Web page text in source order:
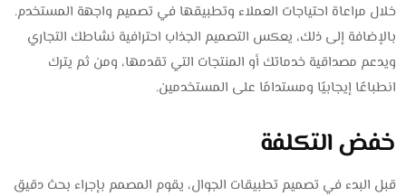
خلال مراعاة احتياجات العملاء وتطبيقها في تصميم واجهة المستخدم.
بالإضافة إلى ذلك، يعكس التصميم الجذاب احترافية نشاطك التجاري
ويدعم مصداقية خدماتك أو المنتجات التي تقدمها، ومن ثم يترك
انطباعًا إيجابيًا ومستدامًا على المستخدمين.
خفض التكلفة
قبل البدء في تصميم تطبيقات الجوال، يقوم المصمم بإجراء بحث دقيق